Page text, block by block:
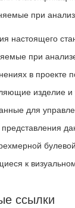
при
настоящего
при
в проекте
изделие и
для
к
ссылки